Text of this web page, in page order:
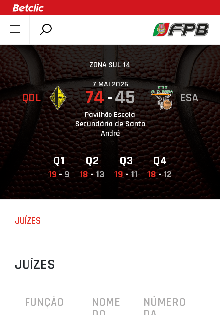
SOBRE A FPB
DOCUMENTOS
ÚLTIMAS
COMPETIÇÕES
ASSOCIAÇÕES
CLUBES
AGENTES
AGENDA
SELEÇÕES
MINIBASQUETE
ÁREA TÉCNICA
LIGA BETCLIC FEMININA
ZONA SUL 14
7 MAI 2026
QDL 74 45 ESA
Pavilhão Escola
Secundária de Santo
André
Q1
19-9
Q2
18-13
Q3
19-11
Q4
18-12
JUÍZES
JUÍZES
FUNÇÃO
NOME
NÚMERO